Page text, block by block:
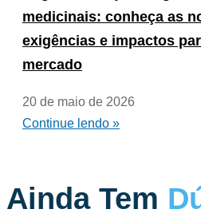
medicinais: conheça as
exigências e impactos
mercado
20 de maio de 2026
Continue lendo »
Ainda Tem